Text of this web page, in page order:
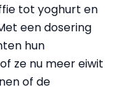
tot yoghurt en
een dosering
hun
ze nu meer eiwit
of de